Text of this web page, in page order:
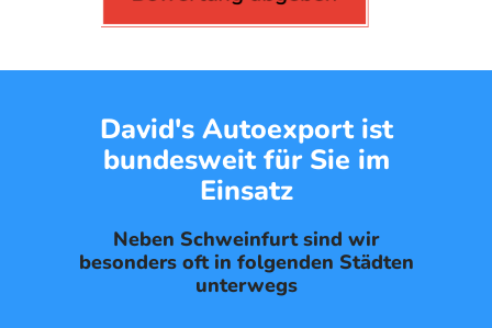
David's Autoexport ist
bundesweit für Sie im
Einsatz
Neben Schweinfurt sind wir
besonders oft in folgenden Städten
unterwegs